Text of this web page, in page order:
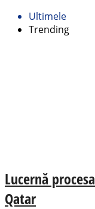
Ultimele
Trending
Lucernă
Qatar